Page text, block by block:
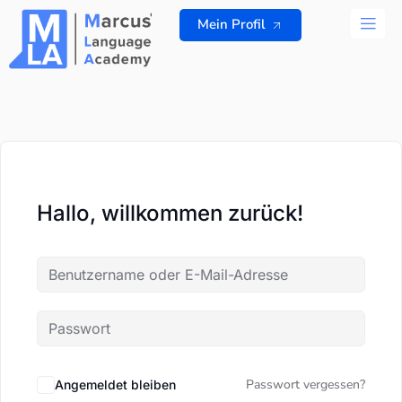
Zum
Inhalt
springen
Mein Profil
Hallo, willkommen zurück!
Angemeldet bleiben Passwort vergessen?